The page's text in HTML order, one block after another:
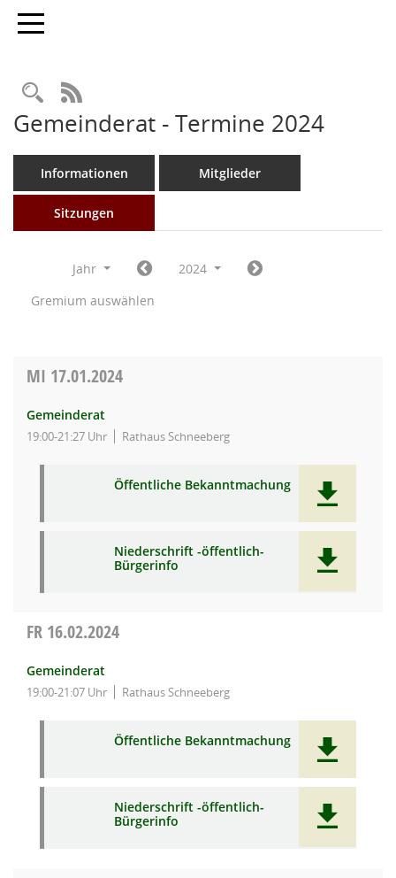
Toggle navigation
Rechercheauswahl
RSS-Feed
Gemeinderat - Termine 2024
Informationen Mitglieder
Sitzungen
Jahr
2024
Gremium auswählen
MI 17.01.2024
Gemeinderat
19:00-21:27 Uhr Rathaus Schneeberg
Öffentliche Bekanntmachung
Niederschrift -öffentlich-
Bürgerinfo
FR 16.02.2024
Gemeinderat
19:00-21:07 Uhr Rathaus Schneeberg
Öffentliche Bekanntmachung
Niederschrift -öffentlich-
Bürgerinfo